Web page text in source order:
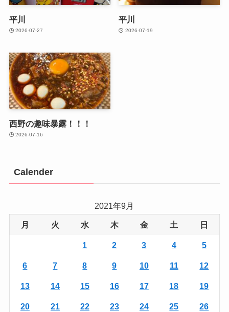
平川
2026-07-27
平川
2026-07-19
西野の趣味暴露！！！
2026-07-16
Calender
2021年9月
月 火 水 木 金 土 日
1 2 3 4 5
6 7 8 9 10 11 12
13 14 15 16 17 18 19
20 21 22 23 24 25 26